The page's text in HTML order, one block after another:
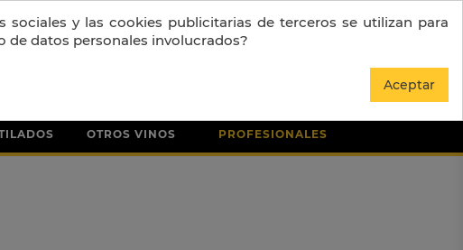
0
OTROS VINOS PROFESIONALES
y las cookies publicitarias de terceros se utilizan para
de datos personales involucrados?
Aceptar